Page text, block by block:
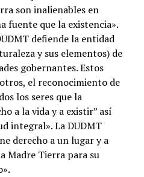
son inalienables en
fuente que la existencia».
defiende la entidad
y sus elementos) de
gobernantes. Estos
el reconocimiento de
los seres que la
a la vida y a existir” así
integral». La DUDMT
derecho a un lugar y a
Madre Tierra para su